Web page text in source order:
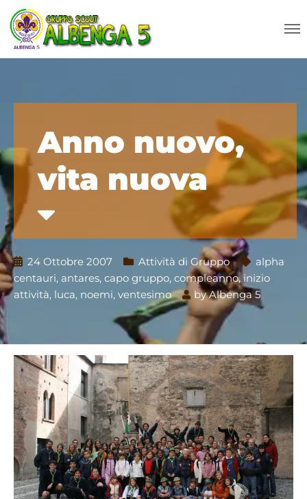
Anno nuovo,
vita nuova
24 Ottobre 2007 Attività di Gruppo
alpha
centauri, antares, capo gruppo, compleanno,inizio
attività, luca, noemi, ventesimo byAlbenga 5